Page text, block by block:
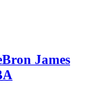
James